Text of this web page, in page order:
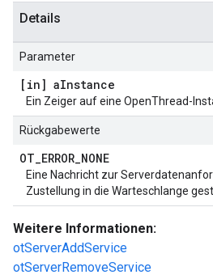
Details
Parameter
[in] aInstance
Ein Zeiger auf eine OpenThread-
Rückgabewerte
OT_ERROR_NONE
Eine Nachricht zur
Zustellung in die Warteschlange
Weitere Informationen:
otServerAddService
otServerRemoveService